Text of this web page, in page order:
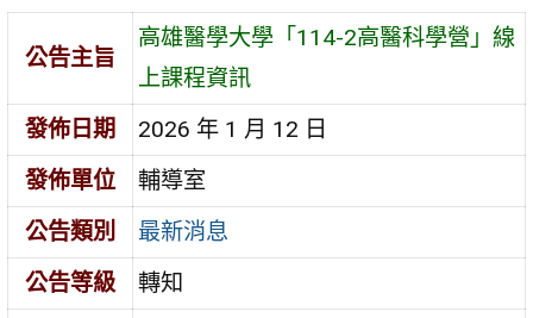
公告主旨
高雄醫學大學「114-2高醫科學營」線
上課程資訊
發佈日期
2026 年 1 月 12 日
發佈單位
輔導室
公告類別
最新消息
公告等級
轉知